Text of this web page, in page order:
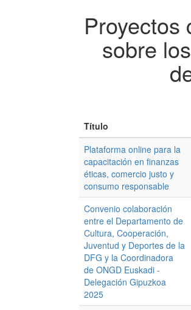
Proyectos
sobre
Título
Plataforma online para la
capacitación en finanzas
éticas, comercio justo y
consumo responsable
Convenio colaboración
entre el Departamento de
Cultura, Cooperación,
Juventud y Deportes de la
DFG y la Coordinadora
de ONGD Euskadi -
Delegación Gipuzkoa
2025